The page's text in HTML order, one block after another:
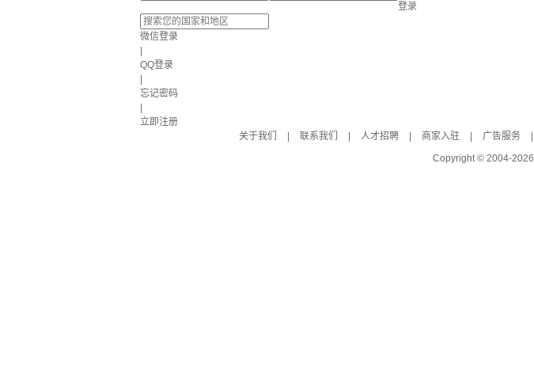
登录
微信登录
QQ登录
忘记密码
立即注册
关于我们
联系我们 人才招聘 商家入驻 广告服务
Copyright © 2004-2026